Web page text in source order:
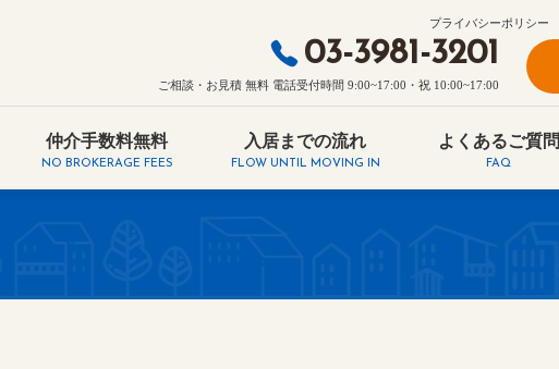
プライバシーポリシー
03-3981-3201
ご相談・お見積 無料 電話受付時間 9:00~17:00・祝 10:00~17:00
仲介手数料無料
NO BROKERAGE FEES
入居までの流れ
FLOW UNTIL MOVING IN
よくあるご質問
FAQ